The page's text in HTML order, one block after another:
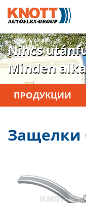
Nincs
Minden
ПРОДУКЦИИ
Защелки